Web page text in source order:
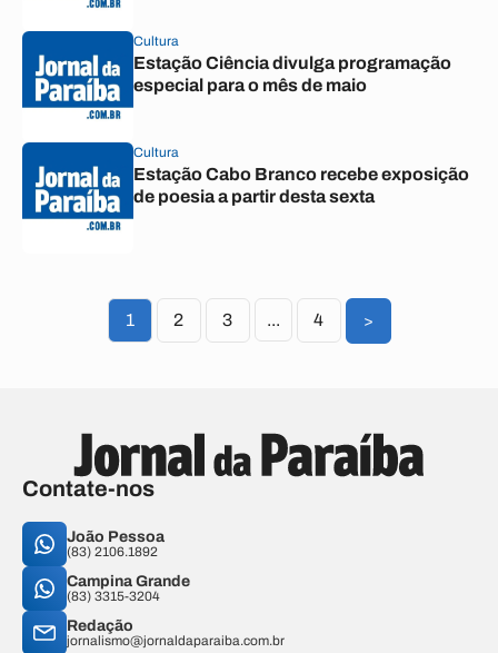
Cultura
Estação Ciência divulga programação
especial para o mês de maio
Cultura
Estação Cabo Branco recebe exposição
de poesia a partir desta sexta
1 2 3 ... 4 >
Contate-nos
João Pessoa
(83) 2106.1892
Campina Grande
(83) 3315-3204
Redação
jornalismo@jornaldaparaiba.com.br